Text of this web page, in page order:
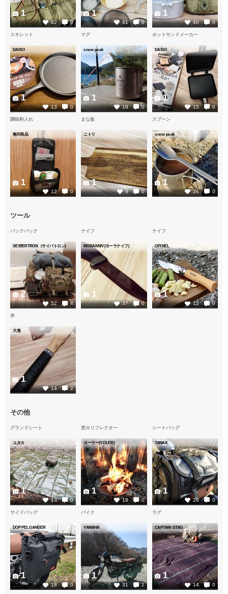
42 0
1
41 0
1
40 0
1
スキレット
DAISO
13 0
1
マグ
snow peak
18 0
1
ホットサンドメーカー
DAISO
15 0
1
調味料入れ
無印良品
12 0
1
まな板
ニトリ
9 0
1
スプーン
snow peak
26 0
1
ツール
バックパック
SEIBERTRON（サイバトロン)
52 4
2
ナイフ
MORAKNIV(モーラナイフ)
37 0
1
ナイフ
OPINEL
15 0
1
斧
大進
14 2
1
その他
グランドシート
ユタカ
13 0
1
焚火リフレクター
ヨーラー(YOLER)
19 0
1
シートバッグ
TANAX
20 0
1
サイドバッグ
DOPPELGANGER
18 0
1
バイク
YAMAHA
31 2
1
ラグ
CAPTAIN STAG
14 0
1